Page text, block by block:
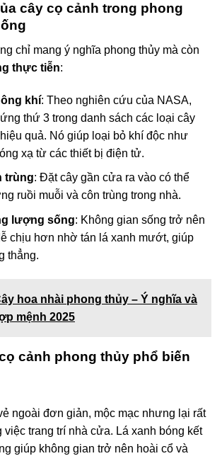
cây cọ cảnh trong phong
chỉ mang ý nghĩa phong thủy mà còn
thực tiễn:
khí: Theo nghiên cứu của NASA,
thứ 3 trong danh sách các loại cây
quả. Nó giúp loại bỏ khí độc như
xạ từ các thiết bị điện tử.
trùng: Đặt cây gần cửa ra vào có thể
ruồi muỗi và côn trùng trong nhà.
lượng sống: Không gian sống trở nên
chịu hơn nhờ tán lá xanh mướt, giúp
thẳng.
hoa nhài phong thủy – Ý nghĩa và
mệnh 2025
cảnh phong thủy phổ biến
ngoài đơn giản, mộc mạc nhưng lại rất
việc trang trí nhà cửa. Lá xanh bóng kết
giúp không gian trở nên hoài cổ và